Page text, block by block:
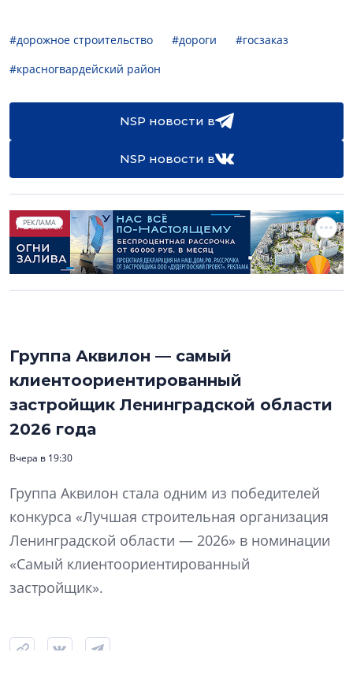
#дорожное строительство #дороги
#госзаказ
#красногвардейский район
NSP новости в
NSP новости в
РЕКЛАМА
Группа Аквилон — самый
клиентоориентированный
застройщик Ленинградской области
2026 года
Вчера в 19:30
Группа Аквилон стала одним из победителей
конкурса «Лучшая строительная организация
Ленинградской области — 2026» в номинации
«Самый клиентоориентированный
застройщик».